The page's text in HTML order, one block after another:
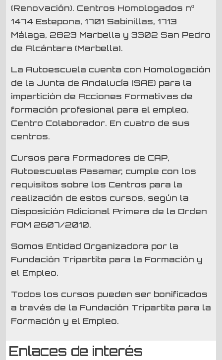
(Renovación). Centros Homologados nº
1474 Estepona, 1701 Sabinillas, 1713
Málaga, 2823 Marbella y 3302 San Pedro
de Alcántara (Marbella).
La Autoescuela cuenta con Homologación
de la Junta de Andalucía (SAE) para la
impartición de Acciones Formativas de
formación profesional para el empleo.
Centro Colaborador. En cuatro de sus
centros.
Cursos para Formadores de CAP,
Autoescuelas Pasamar, cumple con los
requisitos sobre los Centros para la
realización de estos cursos, según la
Disposición Adicional Primera de la Orden
FOM 2607/2010.
Somos Entidad Organizadora por la
Fundación Tripartita para la Formación y
el Empleo.
Todos los cursos pueden ser bonificados
a través de la Fundación Tripartita para la
Formación y el Empleo.
Enlaces de interés